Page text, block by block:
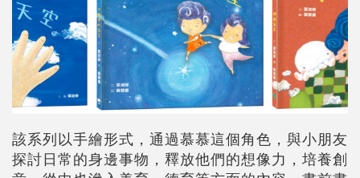
該系列以手繪形式，通過慕慕這個角色，與小朋友
探討日常的身邊事物，釋放他們的想像力，培養創